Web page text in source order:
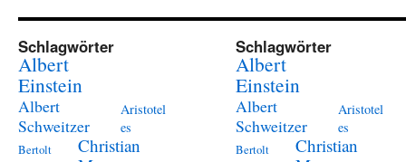
Schlagwörter
Albert
Einstein
Albert
Schweitzer
Aristotel
es
Bertolt
Christian
Schlagwörter
Albert
Einstein
Albert
Schweitzer
Aristotel
es
Bertolt
Christian